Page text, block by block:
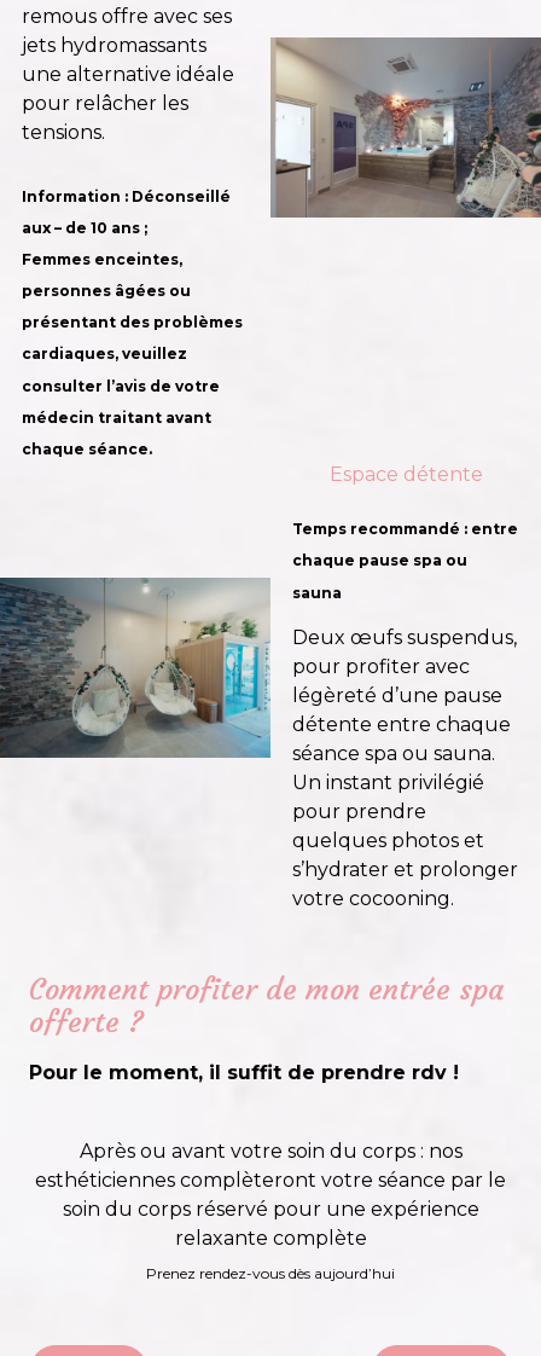
remous offre avec ses
jets hydromassants
une alternative idéale
pour relâcher les
tensions.
Information : Déconseillé
aux – de 10 ans ;
Femmes enceintes,
personnes âgées ou
présentant des problèmes
cardiaques, veuillez
consulter l’avis de votre
médecin traitant avant
chaque séance.
Espace détente
Temps recommandé : entre
chaque pause spa ou
sauna
Deux œufs suspendus,
pour profiter avec
légèreté d’une pause
détente entre chaque
séance spa ou sauna.
Un instant privilégié
pour prendre
quelques photos et
s’hydrater et prolonger
votre cocooning.
Comment profiter de mon entrée spa
offerte ?
Pour le moment, il suffit de prendre rdv !
Après ou avant votre soin du corps : nos
esthéticiennes complèteront votre séance par le
soin du corps réservé pour une expérience
relaxante complète
Prenez rendez-vous dès aujourd’hui